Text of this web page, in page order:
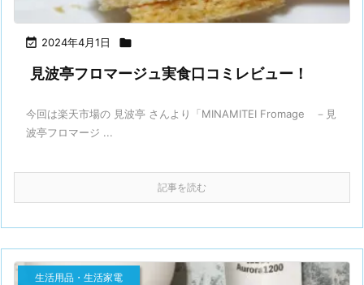
 2024年4月1日 
見波亭フロマージュ実食口コミレビュー！
今回は楽天市場の 見波亭 さんより「MINAMITEI Fromage －見
波亭フロマージ ...
記事を読む
生活用品・生活家電